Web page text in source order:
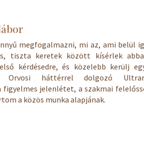
megfogalmazni, mi az, ami belül
tiszta keretek között kísérlek
kérdésedre, és közelebb kerülj
Orvosi háttérrel dolgozó
figyelmes jelenlétet, a szakmai
a közös munka alapjának.